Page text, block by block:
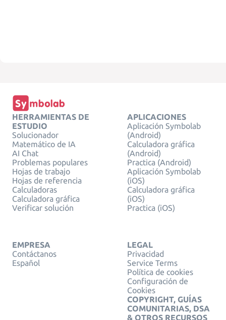
HERRAMIENTAS DE
ESTUDIO
Solucionador
Matemático de IA
AI Chat
Problemas populares
Hojas de trabajo
Hojas de referencia
Calculadoras
Calculadora gráfica
Verificar solución
APLICACIONES
Aplicación Symbolab
(Android)
Calculadora gráfica
(Android)
Practica (Android)
Aplicación Symbolab
(iOS)
Calculadora gráfica
(iOS)
Practica (iOS)
EMPRESA
Contáctanos
Español
LEGAL
Privacidad
Service Terms
Política de cookies
Configuración de
Cookies
COPYRIGHT, GUÍAS
COMUNITARIAS, DSA
& OTROS RECURSOS